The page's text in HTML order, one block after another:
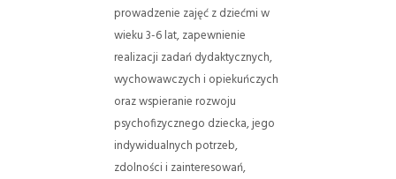
prowadzenie zajęć z dziećmi w
wieku 3-6 lat, zapewnienie
realizacji zadań dydaktycznych,
wychowawczych i opiekuńczych
oraz wspieranie rozwoju
psychofizycznego dziecka, jego
indywidualnych potrzeb,
zdolności i zainteresowań,